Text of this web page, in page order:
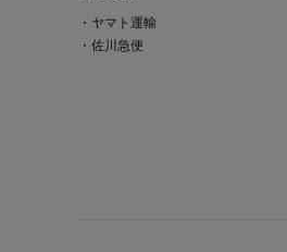
・ヤマト運輸
・佐川急便